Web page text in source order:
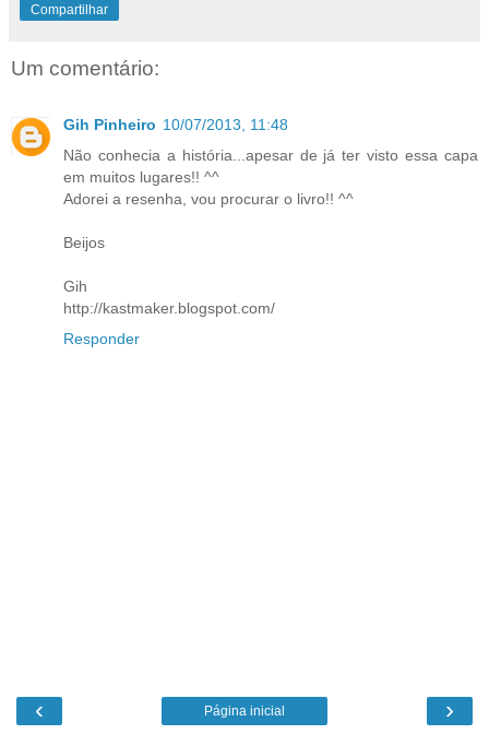
Compartilhar
Um comentário:
Gih Pinheiro 10/07/2013, 11:48
Não conhecia a história...apesar de já ter visto essa capa
em muitos lugares!! ^^
Adorei a resenha, vou procurar o livro!! ^^
Beijos
Gih
http://kastmaker.blogspot.com/
Responder
‹ ›
Página inicial